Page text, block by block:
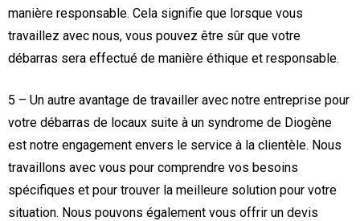
manière responsable. Cela signifie que lorsque vous
travaillez avec nous, vous pouvez être sûr que votre
débarras sera effectué de manière éthique et responsable.
5 – Un autre avantage de travailler avec notre entreprise pour
votre débarras de locaux suite à un syndrome de Diogène
est notre engagement envers le service à la clientèle. Nous
travaillons avec vous pour comprendre vos besoins
spécifiques et pour trouver la meilleure solution pour votre
situation. Nous pouvons également vous offrir un devis